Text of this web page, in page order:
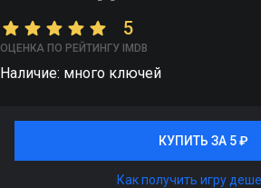
5
ОЦЕНКА ПО РЕЙТИНГУ IMDB
Наличие: много ключей
КУПИТЬ ЗА 5 ₽
КУПИТЬ ЗА 5 ₽
Как получить игру